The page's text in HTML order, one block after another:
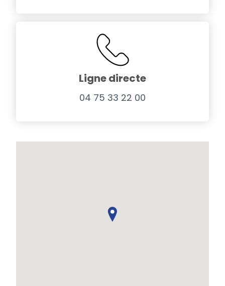
Ligne directe
04 75 33 22 00